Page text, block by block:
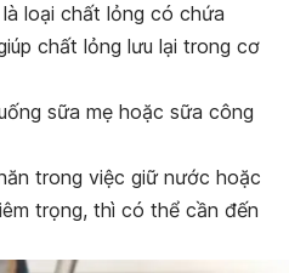
loại chất lỏng có chứa
chất lỏng lưu lại trong cơ
sữa mẹ hoặc sữa công
trong việc giữ nước hoặc
trọng, thì có thể cần đến